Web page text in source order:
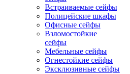
Встраиваемые сейфы
Полицейские шкафы
Офисные сейфы
Взломостойкие
сейфы
Мебельные сейфы
Огнестойкие сейфы
Эксклюзивные сейфы